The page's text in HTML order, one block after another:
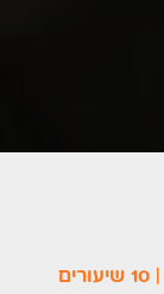
קליפות הנפש | 10 שיעורים